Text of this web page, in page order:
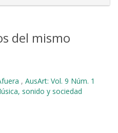
del mismo
, AusArt: Vol. 9 Núm. 1
sonido y sociedad